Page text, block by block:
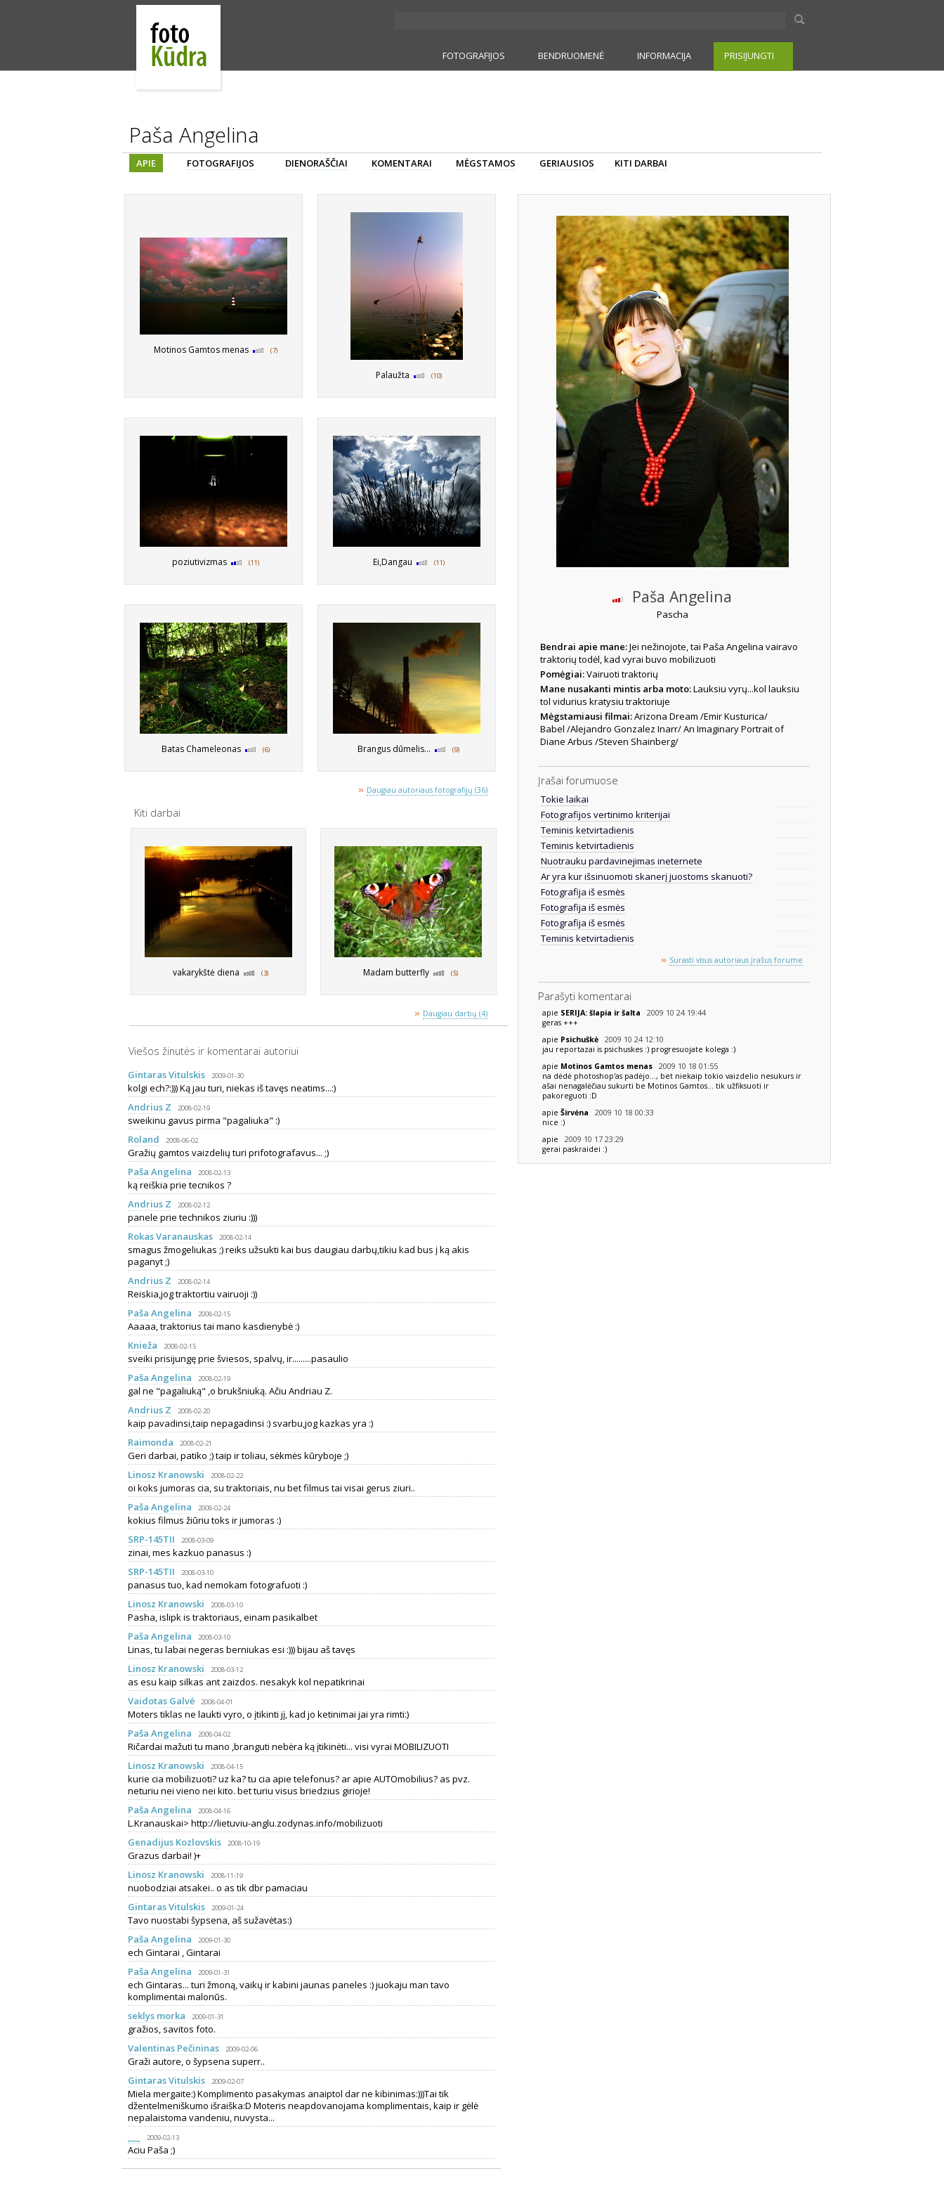
FOTOGRAFIJOS BENDRUOMENĖ INFORMACIJA PRISIJUNGTI
Paša Angelina
APIE FOTOGRAFIJOS DIENORAŠČIAI KOMENTARAI MĖGSTAMOS GERIAUSIOS KITI DARBAI
Motinos Gamtos menas (7)
Palaužta (10)
poziutivizmas (11) Ei,Dangau (11)
Batas Chameleonas (6) Brangus dūmelis... (9)
» Daugiau autoriaus fotografijų (36)
Kiti darbai
vakarykštė diena (3) Madam butterfly (5)
» Daugiau darbų (4)
Viešos žinutės ir komentarai autoriui
Gintaras Vitulskis 2009-01-30
kolgi ech?:))) Ką jau turi, niekas iš tavęs neatims...:)
Andrius Z
2008-02-19
sweikinu gavus pirma "pagaliuka" :)
Roland
2008-06-02
Gražių gamtos vaizdelių turi prifotografavus... ;)
Paša Angelina
2008-02-13
ką reiškia prie tecnikos ?
Andrius Z
2008-02-12
panele prie technikos ziuriu :)))
Rokas Varanauskas
2008-02-14
smagus žmogeliukas ;) reiks užsukti kai bus daugiau darbų,tikiu kad bus į ką akis
paganyt ;)
Andrius Z
2008-02-14
Reiskia,jog traktortiu vairuoji :))
Paša Angelina
2008-02-15
Aaaaa, traktorius tai mano kasdienybė :)
Knieža
2008-02-15
sveiki prisijungę prie šviesos, spalvų, ir.........pasaulio
Paša Angelina
2008-02-19
gal ne "pagaliuką" ,o brukšniuką. Ačiu Andriau Z.
Andrius Z
2008-02-20
kaip pavadinsi,taip nepagadinsi :) svarbu,jog kazkas yra :)
Raimonda
2008-02-21
Geri darbai, patiko ;) taip ir toliau, sėkmės kūryboje ;)
Linosz Kranowski
2008-02-22
oi koks jumoras cia, su traktoriais, nu bet filmus tai visai gerus ziuri..
Paša Angelina
2008-02-24
kokius filmus žiūriu toks ir jumoras :)
SRP-145TII
2008-03-09
zinai, mes kazkuo panasus :)
SRP-145TII
2008-03-10
panasus tuo, kad nemokam fotografuoti :)
Linosz Kranowski
2008-03-10
Pasha, islipk is traktoriaus, einam pasikalbet
Paša Angelina
2008-03-10
Linas, tu labai negeras berniukas esi :))) bijau aš tavęs
Linosz Kranowski
2008-03-12
as esu kaip silkas ant zaizdos. nesakyk kol nepatikrinai
Vaidotas Galvė
2008-04-01
Moters tiklas ne laukti vyro, o įtikinti jį, kad jo ketinimai jai yra rimti:)
Paša Angelina
2008-04-02
Ričardai mažuti tu mano ,branguti nebėra ką įtikinėti... visi vyrai MOBILIZUOTI
Linosz Kranowski
2008-04-15
kurie cia mobilizuoti? uz ka? tu cia apie telefonus? ar apie AUTOmobilius? as pvz.
neturiu nei vieno nei kito. bet turiu visus briedzius girioje!
Paša Angelina
2008-04-16
L.Kranauskai> http://lietuviu-anglu.zodynas.info/mobilizuoti
Genadijus Kozlovskis
2008-10-19
Grazus darbai! )+
Linosz Kranowski
2008-11-19
nuobodziai atsakei.. o as tik dbr pamaciau
Gintaras Vitulskis
2009-01-24
Tavo nuostabi šypsena, aš sužavėtas:)
Paša Angelina
2009-01-30
ech Gintarai , Gintarai
Paša Angelina
2009-01-31
ech Gintaras... turi žmoną, vaikų ir kabini jaunas paneles :) juokaju man tavo
komplimentai malonūs.
seklys morka
2009-01-31
gražios, savitos foto.
Valentinas Pečininas
2009-02-06
Graži autore, o šypsena superr..
Gintaras Vitulskis
2009-02-07
Miela mergaite:) Komplimento pasakymas anaiptol dar ne kibinimas:)))Tai tik
džentelmeniškumo išraiška:D Moteris neapdovanojama komplimentais, kaip ir gėlė
nepalaistoma vandeniu, nuvysta...
2009-02-13
Aciu Paša ;)
Paša Angelina
Pascha
Bendrai apie mane:Jei nežinojote, tai Paša Angelina vairavo
traktorių todėl, kad vyrai buvo mobilizuoti
Pomėgiai:Vairuoti traktorių
Mane nusakanti mintis arba moto:Lauksiu vyrų...kol lauksiu
tol vidurius kratysiu traktoriuje
Mėgstamiausi filmai:Arizona Dream /Emir Kusturica/
Babel /Alejandro Gonzalez Inarr/ An Imaginary Portrait of
Diane Arbus /Steven Shainberg/
Įrašai forumuose
Tokie laikai
Fotografijos vertinimo kriterijai
Teminis ketvirtadienis
Teminis ketvirtadienis
Nuotrauku pardavinejimas ineternete
Ar yra kur išsinuomoti skanerį juostoms skanuoti?
Fotografija iš esmės
Fotografija iš esmės
Fotografija iš esmės
Teminis ketvirtadienis
» Surasti visus autoriaus įrašus forume
Parašyti komentarai
apie SERIJA: šlapia ir šalta 2009 10 24 19:44
geras +++
apie Psichuškė 2009 10 24 12:10
jau reportazai is psichuskes :) progresuojate kolega :)
apie Motinos Gamtos menas 2009 10 18 01:55
na dėdė photoshop'as padėjo..., bet niekaip tokio vaizdelio nesukurs ir
ašai nenagalėčiau sukurti be Motinos Gamtos... tik užfiksuoti ir
pakoreguoti :D
apie Širvėna 2009 10 18 00:33
nice :)
apie
2009 10 17 23:29
gerai paskraidei :)